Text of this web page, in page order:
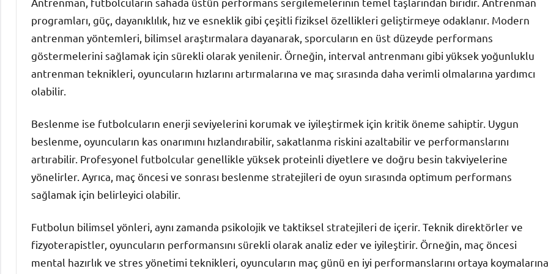
programları, güç, dayanıklılık, hız ve esneklik gibi çeşitli fiziksel özellikleri geliştirmeye odaklanır. Modern
antrenman yöntemleri, bilimsel araştırmalara dayanarak, sporcuların en üst düzeyde performans
göstermelerini sağlamak için sürekli olarak yenilenir. Örneğin, interval antrenmanı gibi yüksek yoğunluklu
antrenman teknikleri, oyuncuların hızlarını artırmalarına ve maç sırasında daha verimli olmalarına yardımcı
olabilir.
Beslenme ise futbolcuların enerji seviyelerini korumak ve iyileştirmek için kritik öneme sahiptir. Uygun
beslenme, oyuncuların kas onarımını hızlandırabilir, sakatlanma riskini azaltabilir ve performanslarını
artırabilir. Profesyonel futbolcular genellikle yüksek proteinli diyetlere ve doğru besin takviyelerine
yönelirler. Ayrıca, maç öncesi ve sonrası beslenme stratejileri de oyun sırasında optimum performans
sağlamak için belirleyici olabilir.
Futbolun bilimsel yönleri, aynı zamanda psikolojik ve taktiksel stratejileri de içerir. Teknik direktörler ve
fizyoterapistler, oyuncuların performansını sürekli olarak analiz eder ve iyileştirir. Örneğin, maç öncesi
mental hazırlık ve stres yönetimi teknikleri, oyuncuların maç günü en iyi performanslarını ortaya koymalarına